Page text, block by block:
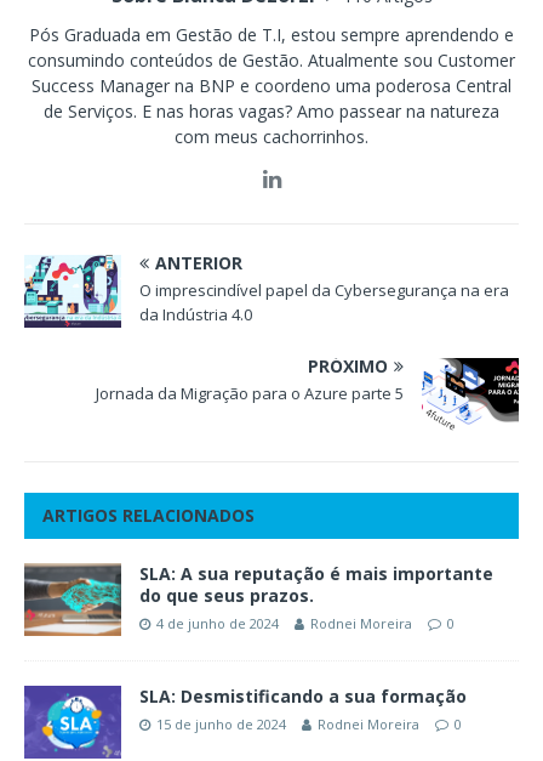
Pós Graduada em Gestão de T.I, estou sempre aprendendo e
consumindo conteúdos de Gestão. Atualmente sou Customer
Success Manager na BNP e coordeno uma poderosa Central
de Serviços. E nas horas vagas? Amo passear na natureza
com meus cachorrinhos.
ANTERIOR
O imprescindível papel da Cybersegurança na era
da Indústria 4.0
PRÓXIMO
Jornada da Migração para o Azure parte 5
ARTIGOS RELACIONADOS
SLA: A sua reputação é mais importante
do que seus prazos.
4 de junho de 2024 Rodnei Moreira 0
SLA: Desmistificando a sua formação
15 de junho de 2024 Rodnei Moreira 0